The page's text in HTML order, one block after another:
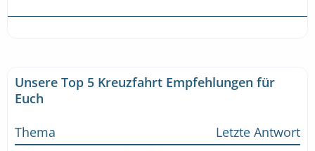
Unsere Top 5 Kreuzfahrt Empfehlungen für
Euch
Thema
Letzte Antwort